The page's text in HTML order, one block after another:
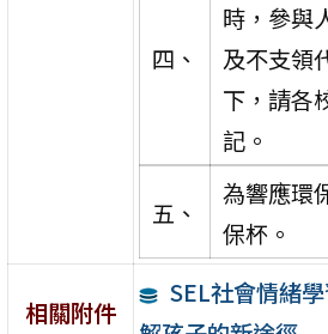
四、
時，參與
及不支領
下，請各
記。
五、
為響應環
保杯。
相關附件
SEL社會情緒